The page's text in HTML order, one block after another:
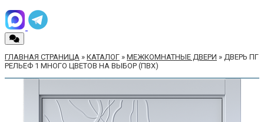
ГЛАВНАЯ СТРАНИЦА » КАТАЛОГ » МЕЖКОМНАТНЫЕ ДВЕРИ » ДВЕРЬ ПГ
РЕЛЬЕФ 1 МНОГО ЦВЕТОВ НА ВЫБОР (ПВХ)